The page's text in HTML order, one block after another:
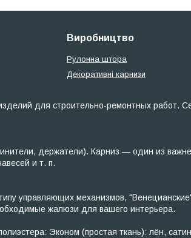
Виробництво
Рулонна штора
Декоративні карнизи
для строительно-ремонтных работ.
держатели). Карниз — один из
и т. п.
управляющих механизмов,
жалюзи для вашего интерьера.
Эконом (простая ткань): лён,